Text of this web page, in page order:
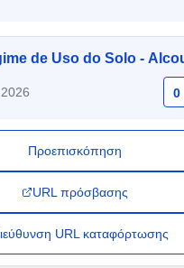
de Uso do Solo -
0
Προεπισκόπηση
URL πρόσβασης
URL καταφόρτωσης